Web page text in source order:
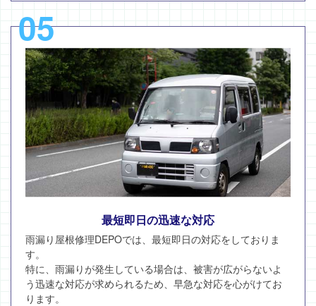
05
最短即日の迅速な対応
雨漏り屋根修理DEPOでは、最短即日の対応をしておりま
す。
特に、雨漏りが発生している場合は、被害が広がらないよ
う迅速な対応が求められるため、早急な対応を心がけてお
ります。